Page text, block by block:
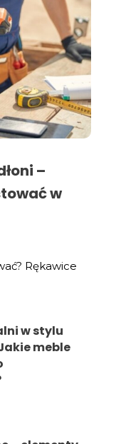
–
w
Rękawice
w stylu
meble